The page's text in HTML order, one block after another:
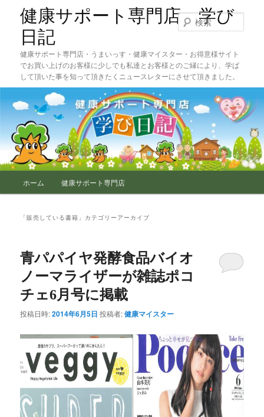
へ
移
健康サポート専門店 学び
日記
健康サポート専門店・うまいっす・健康マイスター・お得意様サイト
でお買い上げのお客様に少しでも私達とお客様とのご縁により、学ば
して頂いた事を知って頂きたくニュースレターにさせて頂きました。
索
ホーム 健康サポート専門店
「販売している書籍 」カテゴリーアーカイブ
青パパイヤ発酵食品バイオ
ノーマライザーが雑誌ポコ
チェ6月号に掲載
投稿日時:2014年6月5日 投稿者:健康マイスター